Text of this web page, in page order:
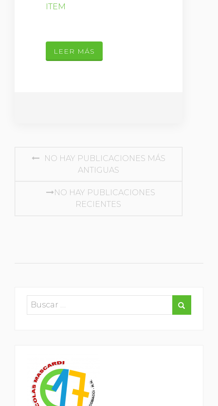
ITEM
LEER MÁS
NAVEGACIÓN
ENTRADAS
NO HAY PUBLICACIONES MÁS
ANTIGUAS
NO HAY PUBLICACIONES
RECIENTES